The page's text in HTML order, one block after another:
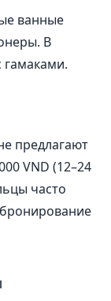
ванные
В
гамаками.
предлагают
VND (12–24
часто